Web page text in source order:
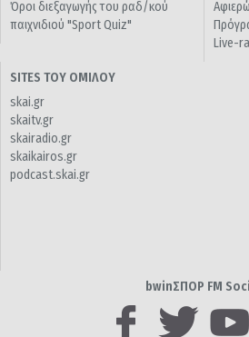
Όροι διεξαγωγής του ραδ/κού
παιχνιδιού "Sport Quiz"
Live-
SITES ΤΟΥ ΟΜΙΛΟΥ
skai.gr
skaitv.gr
skairadio.gr
skaikairos.gr
podcast.skai.gr
bwinΣΠΟΡ FM